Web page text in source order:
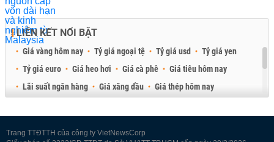
LIÊN KẾT NỔI BẬT
Giá vàng hôm nay Tỷ giá ngoại tệ Tỷ giá usd
Tỷ giá yen
Tỷ giá euro
Giá heo hơi Giá cà phê
Giá tiêu hôm nay
Lãi suất ngân hàng
Giá xăng dầu
Giá thép hôm nay
Trang TTĐTTH của công ty VietNewsCorp